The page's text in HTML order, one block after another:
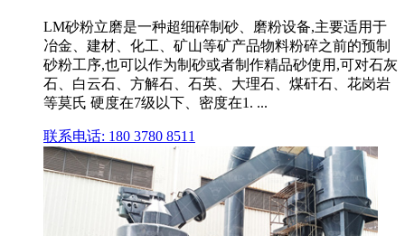
LM砂粉立磨是一种超细碎制砂、磨粉设备,主要适用于
冶金、建材、化工、矿山等矿产品物料粉碎之前的预制
砂粉工序,也可以作为制砂或者制作精品砂使用,可对石灰
石、白云石、方解石、石英、大理石、煤矸石、花岗岩
等莫氏 硬度在7级以下、密度在1. ...
联系电话: 180 3780 8511